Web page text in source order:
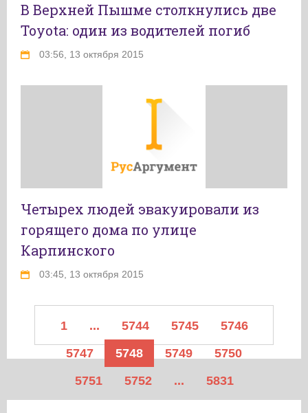
В Верхней Пышме столкнулись две
Toyota: один из водителей погиб
03:56, 13 октября 2015
Четырех людей эвакуировали из
горящего дома по улице
Карпинского
03:45, 13 октября 2015
1 ... 5744 5745
5746
5747
5748 5749
5750
5751
5752 ... 5831